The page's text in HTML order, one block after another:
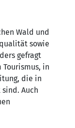
Wald und
sowie
gefragt
in
die in
Auch